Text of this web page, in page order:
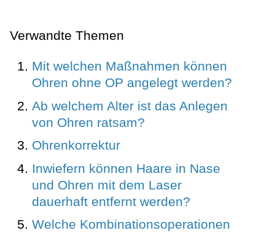
Verwandte Themen
Mit welchen Maßnahmen können
Ohren ohne OP angelegt werden?
Ab welchem Alter ist das Anlegen
von Ohren ratsam?
Ohrenkorrektur
Inwiefern können Haare in Nase
und Ohren mit dem Laser
dauerhaft entfernt werden?
Welche Kombinationsoperationen